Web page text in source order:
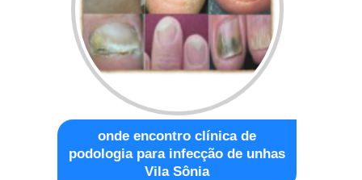
onde encontro clínica de
podologia para infecção de unhas
Vila Sônia